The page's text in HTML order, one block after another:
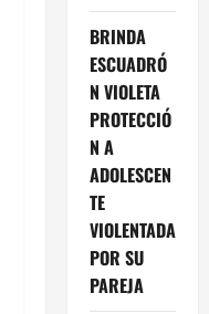
BRINDA
ESCUADRÓ
N VIOLETA
PROTECCIÓ
N A
ADOLESCEN
TE
VIOLENTADA
POR SU
PAREJA